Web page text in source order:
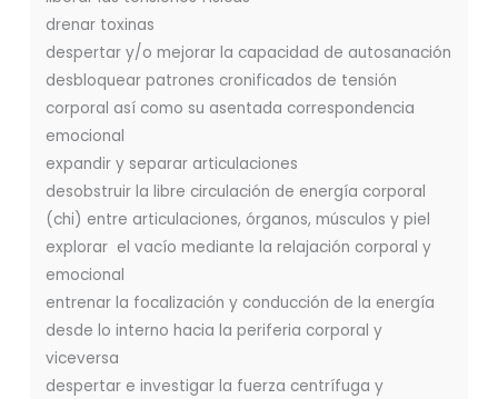
drenar toxinas
despertar y/o mejorar la capacidad de autosanación
desbloquear patrones cronificados de tensión
corporal así como su asentada correspondencia
emocional
expandir y separar articulaciones
desobstruir la libre circulación de energía corporal
(chi) entre articulaciones, órganos, músculos y piel
explorar el vacío mediante la relajación corporal y
emocional
entrenar la focalización y conducción de la energía
desde lo interno hacia la periferia corporal y
viceversa
despertar e investigar la fuerza centrífuga y